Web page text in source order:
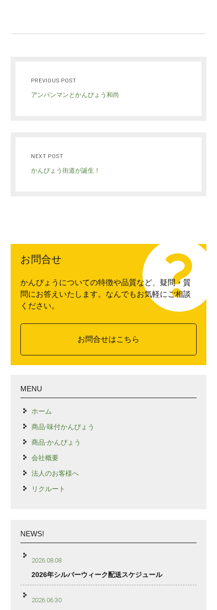
PREVIOUS POST
アンパンマンとかんぴょう和尚
NEXT POST
かんぴょう街道が誕生！
お問合せ
かんぴょうについての特徴や品質など、疑問・質
問にお答えいたします。なんでもお気軽にご相談
ください。
お問合せはこちら
MENU
ホーム
商品-味付かんぴょう
商品-かんぴょう
会社概要
法人のお客様へ
リクルート
NEWS!
2026.08.08
2026年シルバーウィーク配送スケジュール
2026.06.30